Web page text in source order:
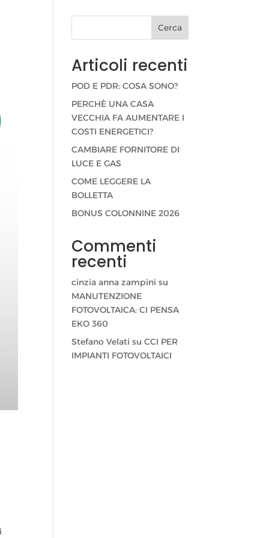
Cerca
Articoli recenti
POD E PDR: COSA SONO?
PERCHÈ UNA CASA
VECCHIA FA AUMENTARE I
COSTI ENERGETICI?
CAMBIARE FORNITORE DI
LUCE E GAS
COME LEGGERE LA
BOLLETTA
BONUS COLONNINE 2026
Commenti
recenti
cinzia anna zampini su
MANUTENZIONE
FOTOVOLTAICA: CI PENSA
EKO 360
Stefano Velati suCCI PER
IMPIANTI FOTOVOLTAICI